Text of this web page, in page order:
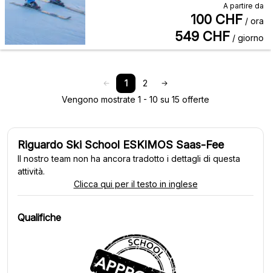
A partire da
100 CHF / ora
549 CHF / giorno
1
2
Vengono mostrate 1 - 10 su 15 offerte
Riguardo Ski School ESKIMOS Saas-Fee
Il nostro team non ha ancora tradotto i dettagli di questa
attività.
Clicca qui per il testo in inglese
Qualifiche